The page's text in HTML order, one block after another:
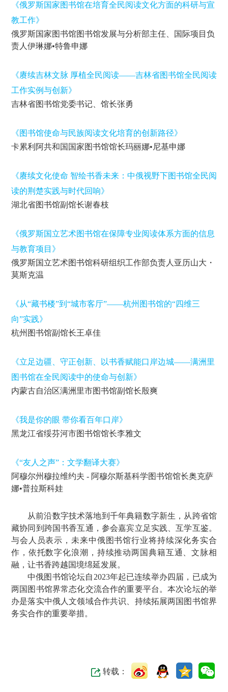
《俄罗斯国家图书馆在培育全民阅读文化方面的科研与宣
教工作》
俄罗斯国家图书馆图书馆发展与分析部主任、国际项目负
责人伊琳娜•特鲁申娜
《赓续吉林文脉 厚植全民阅读——吉林省图书馆全民阅读
工作实例与创新》
吉林省图书馆党委书记、馆长张勇
《图书馆使命与民族阅读文化培育的创新路径》
卡累利阿共和国国家图书馆馆长玛丽娜•尼基申娜
《赓续文化使命 智绘书香未来：中俄视野下图书馆全民阅
读的荆楚实践与时代回响》
湖北省图书馆副馆长谢春枝
《俄罗斯国立艺术图书馆在保障专业阅读体系方面的信息
与教育项目》
俄罗斯国立艺术图书馆科研组织工作部负责人亚历山大・
莫斯克温
《从“藏书楼”到“城市客厅”——杭州图书馆的“四维三
向”实践》
杭州图书馆副馆长王卓佳
《立足边疆、守正创新、以书香赋能口岸边城——满洲里
图书馆在全民阅读中的使命与创新》
内蒙古自治区满洲里市图书馆副馆长殷爽
《我是你的眼 带你看百年口岸》
黑龙江省绥芬河市图书馆馆长李雅文
《“友人之声”：文学翻译大赛》
阿穆尔州穆拉维约夫 - 阿穆尔斯基科学图书馆馆长奥克萨
娜•普拉斯科娃
从前沿数字技术落地到千年典籍数字新生，从跨省馆
藏协同到跨国书香互通，参会嘉宾立足实践、互学互鉴。
与会人员表示，未来中俄图书馆行业将持续深化务实合
作，依托数字化浪潮，持续推动两国典籍互通、文脉相
融，让书香跨越国境绵延发展。
中俄图书馆论坛自2023年起已连续举办四届，已成为
两国图书馆界常态化交流合作的重要平台。本次论坛的举
办是落实中俄人文领域合作共识、持续拓展两国图书馆界
务实合作的重要举措。
转载：